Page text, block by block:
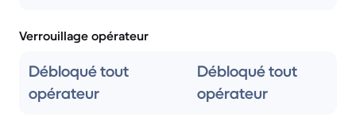
Verrouillage opérateur
Débloqué tout
opérateur
Débloqué tout
opérateur